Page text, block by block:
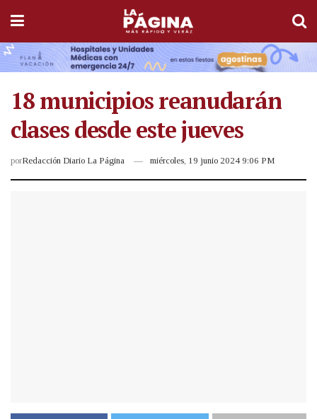
18 municipios reanudarán
clases desde este jueves
porRedacción Diario La Página miércoles, 19 junio 2024 9:06 PM